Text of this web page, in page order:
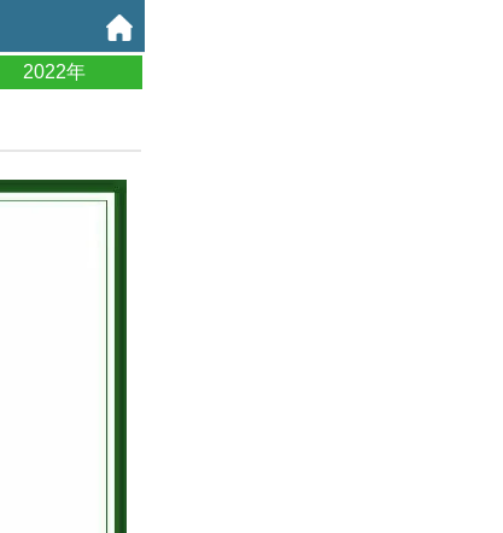
2022年